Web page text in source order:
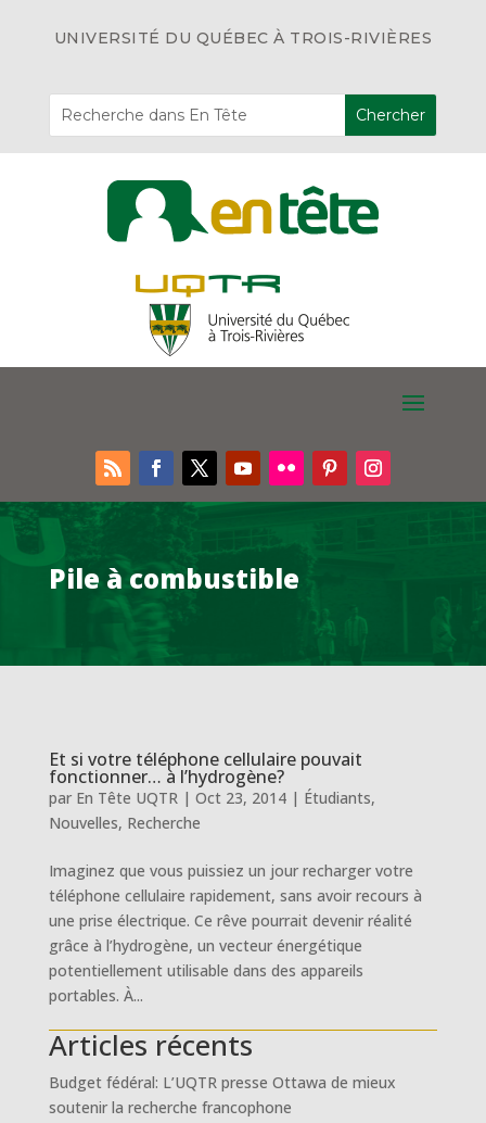
UNIVERSITÉ DU QUÉBEC À TROIS-RIVIÈRES
Pile à combustible
Et si votre téléphone cellulaire pouvait
fonctionner… à l’hydrogène?
par En Tête UQTR| Oct 23, 2014| Étudiants,
Nouvelles, Recherche
Imaginez que vous puissiez un jour recharger votre
téléphone cellulaire rapidement, sans avoir recours à
une prise électrique. Ce rêve pourrait devenir réalité
grâce à l’hydrogène, un vecteur énergétique
potentiellement utilisable dans des appareils
portables. À...
Articles récents
Budget fédéral: L’UQTR presse Ottawa de mieux
soutenir la recherche francophone